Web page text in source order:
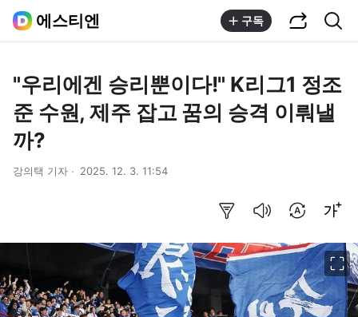
에스티엔 구독
"우리에겐 승리뿐이다!" K리그1 정조
준 수원, 제주 잡고 꿈의 승격 이뤄낼
까?
강의택 기자 2025. 12. 3. 11:54